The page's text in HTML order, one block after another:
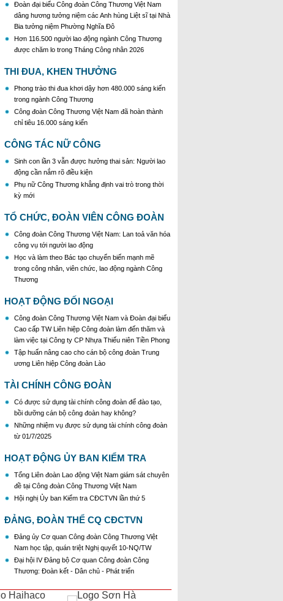
Triển khai thực hiện Chỉ thị số 25/CT-TTg của Thủ
tướng Chính phủ về tăng cường công tác phòng,
chống buôn lậu, vận chuyển, sản xuất, mua bán,
tàng trữ, sử dụng trái phép thuốc lá trong tình hình
mới
Định hướng công tác tuyên truyền miệng tháng
7/2026
Kế hoạch tổ chức các hoạt động "Tháng nghe đoàn
viên, người lao động nói"
Đoàn đại biểu Công đoàn Công Thương Việt Nam
dâng hương tưởng niệm các Anh hùng Liệt sĩ tại Nhà
Bia tưởng niệm Phường Nghĩa Đô
Hơn 116.500 người lao động ngành Công Thương
được chăm lo trong Tháng Công nhân 2026
THI ĐUA, KHEN THƯỞNG
Phong trào thi đua khơi dậy hơn 480.000 sáng kiến
trong ngành Công Thương
Công đoàn Công Thương Việt Nam đã hoàn thành
chỉ tiêu 16.000 sáng kiến
CÔNG TÁC NỮ CÔNG
Sinh con lần 3 vẫn được hưởng thai sản: Người lao
động cần nắm rõ điều kiện
Phụ nữ Công Thương khẳng định vai trò trong thời
kỳ mới
TỔ CHỨC, ĐOÀN VIÊN CÔNG ĐOÀN
Công đoàn Công Thương Việt Nam: Lan toả văn hóa
công vụ tới người lao động
Học và làm theo Bác tạo chuyển biến mạnh mẽ
trong công nhân, viên chức, lao động ngành Công
Thương
HOẠT ĐỘNG ĐỐI NGOẠI
Công đoàn Công Thương Việt Nam và Đoàn đại biểu
Cao cấp TW Liên hiệp Công đoàn làm đến thăm và
làm việc tại Công ty CP Nhựa Thiếu niên Tiền Phong
Tập huấn nâng cao cho cán bộ công đoàn Trung
ương Liên hiệp Công đoàn Lào
TÀI CHÍNH CÔNG ĐOÀN
Có được sử dụng tài chính công đoàn để đào tạo,
bồi dưỡng cán bộ công đoàn hay không?
Những nhiệm vụ được sử dụng tài chính công đoàn
từ 01/7/2025
HOẠT ĐỘNG ỦY BAN KIỂM TRA
Tổng Liên đoàn Lao động Việt Nam giám sát chuyên
đề tại Công đoàn Công Thương Việt Nam
Hội nghị Ủy ban Kiểm tra CĐCTVN lần thứ 5
ĐẢNG, ĐOÀN THỂ CQ CĐCTVN
Đảng ủy Cơ quan Công đoàn Công Thương Việt
Nam học tập, quán triệt Nghị quyết 10-NQ/TW
Đại hội IV Đảng bộ Cơ quan Công đoàn Công
Thương: Đoàn kết - Dân chủ - Phát triển